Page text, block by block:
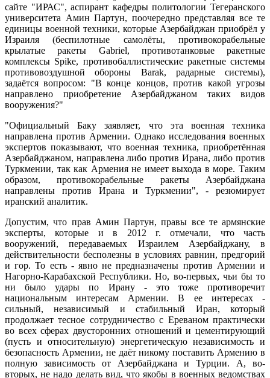
сайте "ИРАС", аспирант кафедры политологии Тегеранского
университета Амин Партун, поочередно представляя все те
единицы военной техники, которые Азербайджан приобрёл у
Израиля (беспилотные самолёты, противокорабельные
крылатые ракеты Gabriel, противотанковые ракетные
комплексы Spike, противобаллистические ракетные системы
противовоздушной обороны Barak, радарные системы),
задаётся вопросом: "В конце концов, против какой угрозы
направлено приобретение Азербайджаном таких видов
вооружения?"
"Официальный Баку заявляет, что эта военная техника
направлена против Армении. Однако исследования военных
экспертов показывают, что военная техника, приобретённая
Азербайджаном, направлена либо против Ирана, либо против
Туркмении, так как Армения не имеет выхода в море. Таким
образом, противокорабельные ракеты Азербайджана
направлены против Ирана и Туркмении", - резюмирует
иранский аналитик.
Допустим, что прав Амин Партун, правы все те армянские
эксперты, которые и в 2012 г. отмечали, что часть
вооружений, передаваемых Израилем Азербайджану, в
действительности бесполезны в условиях равнин, предгорий
и гор. То есть - явно не предназначены против Армении и
Нагорно-Карабахской Республики. Но, во-первых, чьи бы то
ни было удары по Ирану - это тоже противоречит
национальным интересам Армении. В ее интересах -
сильный, независимый и стабильный Иран, который
продолжает тесное сотрудничество с Ереваном практически
во всех сферах двусторонних отношений и цементирующий
(пусть и относительную) энергетическую независимость и
безопасность Армении, не даёт никому поставить Армению в
полную зависимость от Азербайджана и Турции. А, во-
вторых, не надо делать вид, что якобы в военных ведомствах